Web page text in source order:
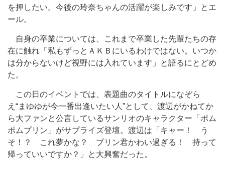
を押したい。今後の玲奈ちゃんの活躍が楽しみです」とエ
ール。
自身の卒業については、これまで卒業した先輩たちの存
在に触れ「私もずっとＡＫＢにいるわけではない。いつか
は分からないけど視野には入れています」と語るにとどめ
た。
この日のイベントでは、表題曲のタイトルになぞら
え“まゆゆが今一番出逢いたい人”として、渡辺がかねてか
ら大ファンと公言しているサンリオのキャラクター「ポム
ポムプリン」がサプライズ登壇。渡辺は「キャー！ う
そ！？ これ夢かな？ プリン君かわい過ぎる！ 持って
帰っていいですか？」と大興奮だった。